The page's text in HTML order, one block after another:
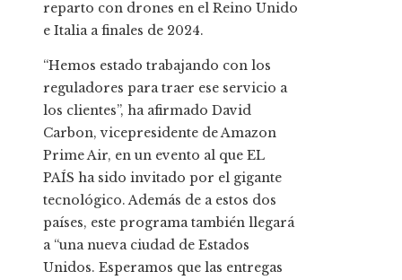
reparto con drones en el Reino Unido
e Italia a finales de 2024.
“Hemos estado trabajando con los
reguladores para traer ese servicio a
los clientes”, ha afirmado David
Carbon, vicepresidente de Amazon
Prime Air, en un evento al que EL
PAÍS ha sido invitado por el gigante
tecnológico. Además de a estos dos
países, este programa también llegará
a “una nueva ciudad de Estados
Unidos. Esperamos que las entregas